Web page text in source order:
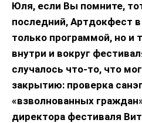
Юля, если Вы помните,
последний, Артдокфест
только программой, но и
внутри и вокруг
случалось что-то, что
закрытию: проверка
«взволнованных
директора фестиваля